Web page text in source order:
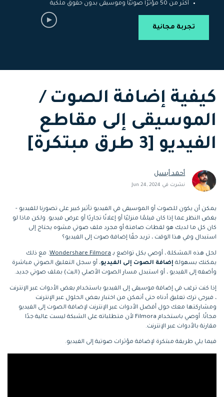
سلسلة دورات: Master
تطوير مهاراتك في تحرير
بخطوة
برنامج الانجازات من
احصل على شارات الانجازات
تعلم المعرفة الأساسية في تحرير
الفيديو
بنفسك
اكتشف كيفية إنشاء تأثيرات خاصة
تابع Filmora على:
Blog
دعم العملاء
حول
أكثر من 50 مؤثرًا صوتيًا وموسيقى بدون حقوق ملكية
تجربة مجانية
كيفية إضافة الصوت /
الموسيقى إلى مقاطع
الفيديو [3 طرق مبتكرة]
أحمد أبسل
نشرت في Jun 24, 2024
يمكن أن يكون للصوت أو الموسيقى في الفيديو تأثير كبير على تصورنا للفيديو -
بغض النظر عما إذا كان فيلمًا منزليًا أو إعلانًا تجاريًا أو عرض فيديو. ولكن ماذا لو
كان كل ما لديك هو لقطات صامتة أو مجرد ملف صوتي مشوه يحتاج إلى
استبدال وفي هذا الوقت ، تريد حقًا إضافة صوت إلى الفيديو؟
لحل هذه المشكلة ، أوصي بكل تواضع بـWondershare Filmora. مع ذلك
يمكنك بسهولة إضافة الصوت إلى الفيديو، أو سجل التعليق الصوتي مباشرة
وأضفه إلى الفيديو ، أو استبدل مسار الصوت الأصلي (البث) بملف صوتي جديد.
إذا كنت ترغب في إضافة موسيقى إلى الفيديو باستخدام بعض الأدوات عبر الإنترنت
، فيرجى ترك تعليق أدناه حتى أتمكن من اختبار بعض الحلول عبر الإنترنت
ومشاركتها معك حول أفضل الأدوات عبر الإنترنت لإضافة الصوت إلى الفيديو
مجانًا. أوصي باستخدام Filmora لأن متطلباته على الشبكة ليست عالية جدًا
مقارنة بالأدوات عبر الإنترنت.
فيما يلي طريقة مبتكرة لإضافة مؤثرات صوتية إلى الفيديو.